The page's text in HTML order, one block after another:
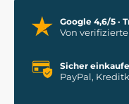
Google 4,6/5 ·
Von
Sicher
PayPal,